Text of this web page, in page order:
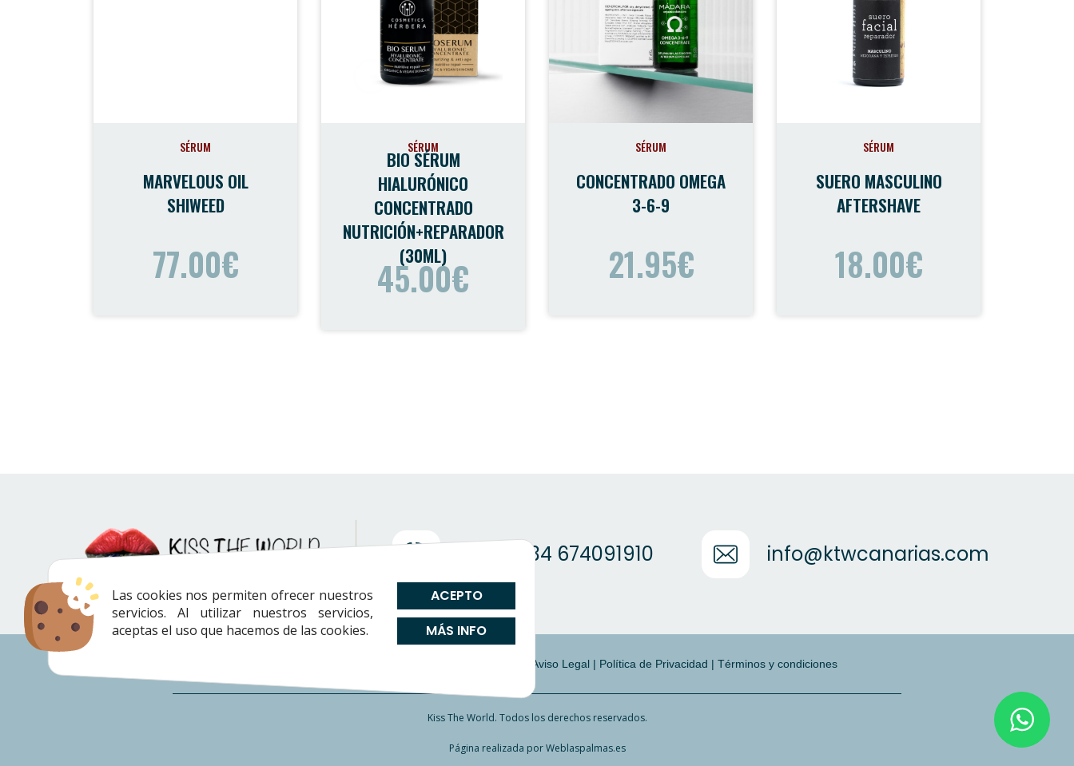
SÉRUM
MARVELOUS OIL
SHIWEED
77.00€
SÉRUM
BIO SÉRUM
HIALURÓNICO
CONCENTRADO
NUTRICIÓN+REPARADOR
(30ML)
45.00€
SÉRUM
CONCENTRADO OMEGA
3-6-9
21.95€
SÉRUM
SUERO MASCULINO
AFTERSHAVE
18.00€
(+34) +34 674091910 info@ktwcanarias.com
Aviso Legal| Política de Privacidad | Términos y condiciones
Kiss The World. Todos los derechos reservados.
Página realizada porWeblaspalmas.es
Las cookies nos permiten ofrecer nuestros
servicios. Al utilizar nuestros servicios,
aceptas el uso que hacemos de las cookies.
ACEPTO
MÁS INFO